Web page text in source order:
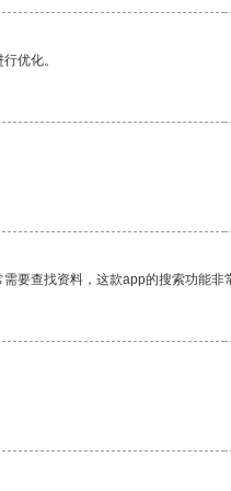
优化。
要查找资料，这款app的搜索功能非